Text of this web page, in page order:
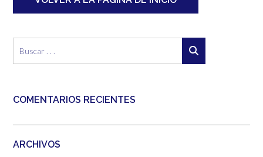
COMENTARIOS RECIENTES
ARCHIVOS